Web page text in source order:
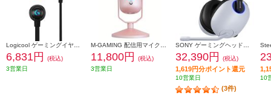
6,831円
(税込)
3営業日
11,800円
(税込)
3営業日
32,390円 (税込)
1,619円分ポイント還元
10営業日
(3件)
10